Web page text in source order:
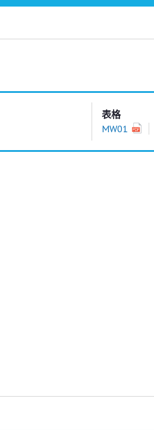
表格
MW01